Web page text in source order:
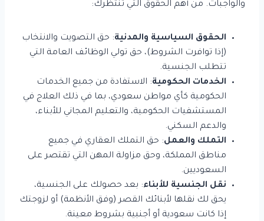
والواجبات. من أهم الحقوق التي تنتظرك:
الحقوق السياسية والمدنية: حق التصويت والانتخاب
(إذا توافرت الشروط)، حق تولي الوظائف العامة التي
تتطلب الجنسية.
الخدمات الحكومية: الاستفادة من جميع الخدمات
الحكومية كأي مواطن سعودي، بما في ذلك العلاج في
المستشفيات الحكومية، والتعليم المجاني للأبناء،
والدعم السكني.
التملك والعمل: حق التملك العقاري في جميع
مناطق المملكة، وحق مزاولة المهن التي تقتصر على
السعوديين.
نقل الجنسية للأبناء: بعد حصولك على الجنسية،
يحق لك نقلها لأبنائك القصر (وفق الأنظمة) أو لزوجتك
إذا كانت سعودية أو أجنبية بشروط معينة.